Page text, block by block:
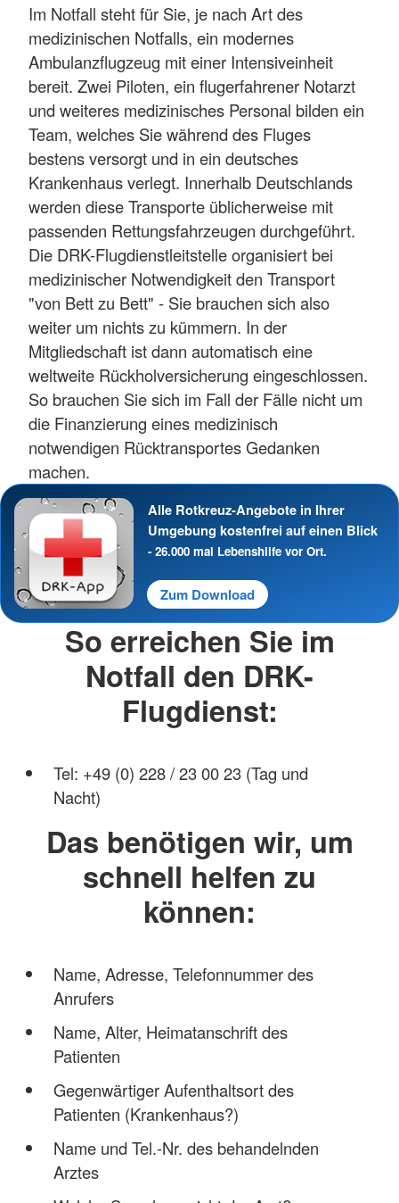
Im Notfall steht für Sie, je nach Art des
medizinischen Notfalls, ein modernes
Ambulanzflugzeug mit einer Intensiveinheit
bereit. Zwei Piloten, ein flugerfahrener Notarzt
und weiteres medizinisches Personal bilden ein
Team, welches Sie während des Fluges
bestens versorgt und in ein deutsches
Krankenhaus verlegt. Innerhalb Deutschlands
werden diese Transporte üblicherweise mit
passenden Rettungsfahrzeugen durchgeführt.
Die DRK-Flugdienstleitstelle organisiert bei
medizinischer Notwendigkeit den Transport
"von Bett zu Bett" - Sie brauchen sich also
weiter um nichts zu kümmern. In der
Mitgliedschaft ist dann automatisch eine
weltweite Rückholversicherung eingeschlossen.
So brauchen Sie sich im Fall der Fälle nicht um
die Finanzierung eines medizinisch
notwendigen Rücktransportes Gedanken
machen.
Alle Rotkreuz-Angebote in Ihrer
Umgebung kostenfrei auf einen Blick
- 26.000 mal Lebenshilfe vor Ort.
Zum Download
So erreichen Sie im
Notfall den DRK-
Flugdienst:
Tel: +49 (0) 228 / 23 00 23 (Tag und
Nacht)
Das benötigen wir, um
schnell helfen zu
können:
Name, Adresse, Telefonnummer des
Anrufers
Name, Alter, Heimatanschrift des
Patienten
Gegenwärtiger Aufenthaltsort des
Patienten (Krankenhaus?)
Name und Tel.-Nr. des behandelnden
Arztes